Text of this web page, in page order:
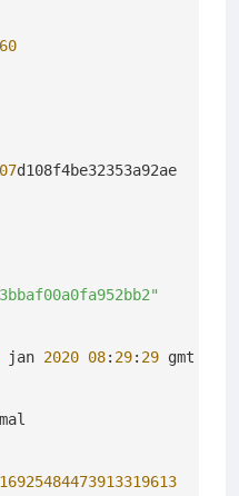
d108f4be32353a92ae
jan 2020 08: 29: 29 gmt
16925484473913319613